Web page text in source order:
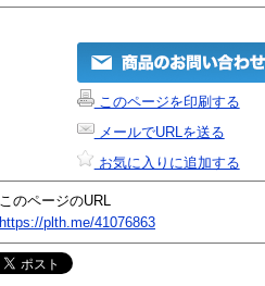
このページを印刷する
メールでURLを送る
お気に入りに追加する
このページのURL
https://plth.me/41076863